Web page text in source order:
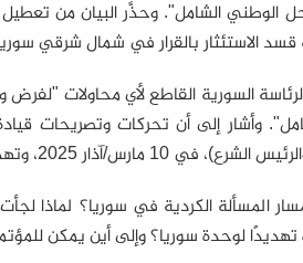
الوطني الشامل". وحذَّر البيان من
قسد الاستئثار بالقرار في شمال شرقي
السورية القاطع لأي محاولات "لفرض
وأشار إلى أن تحركات وتصريحات
وتهدد وحدة البلاد وسلامة ترابها.
المسألة الكردية في سوريا؟ لماذا
تهديدًا لوحدة سوريا؟ وإلى أين يمكن